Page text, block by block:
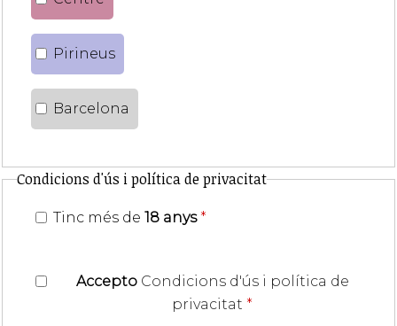
Pirineus
Barcelona
Condicions d'ús i política de privacitat
Tinc més de 18 anys *
Accepto Condicions d'ús i política de
privacitat *